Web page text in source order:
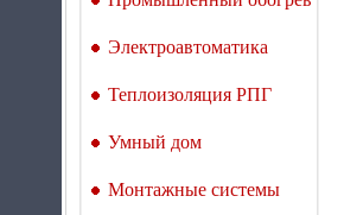
Электроавтоматика
Теплоизоляция РПГ
Умный дом
Монтажные системы